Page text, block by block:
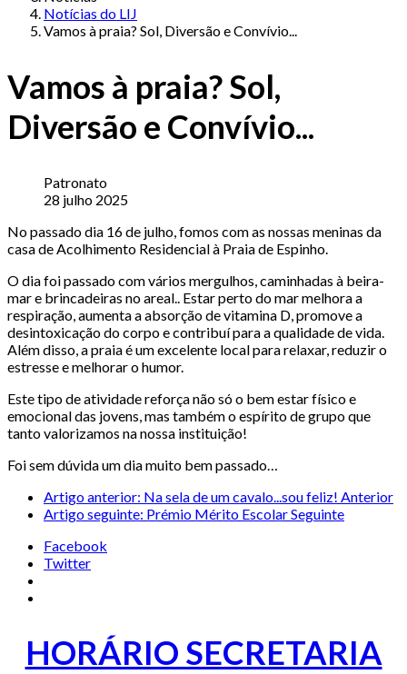
Notícias do LIJ
Vamos à praia? Sol, Diversão e Convívio...
Vamos à praia? Sol,
Diversão e Convívio...
Patronato
28 julho 2025
No passado dia 16 de julho, fomos com as nossas meninas da
casa de Acolhimento Residencial à Praia de Espinho.
O dia foi passado com vários mergulhos, caminhadas à beira-
mar e brincadeiras no areal.. Estar perto do mar melhora a
respiração, aumenta a absorção de vitamina D, promove a
desintoxicação do corpo e contribuí para a qualidade de vida.
Além disso, a praia é um excelente local para relaxar, reduzir o
estresse e melhorar o humor.
Este tipo de atividade reforça não só o bem estar físico e
emocional das jovens, mas também o espírito de grupo que
tanto valorizamos na nossa instituição!
Foi sem dúvida um dia muito bem passado…
Artigo anterior: Na sela de um cavalo...sou feliz! Anterior
Artigo seguinte: Prémio Mérito EscolarSeguinte
Facebook
Twitter
HORÁRIO SECRETARIA